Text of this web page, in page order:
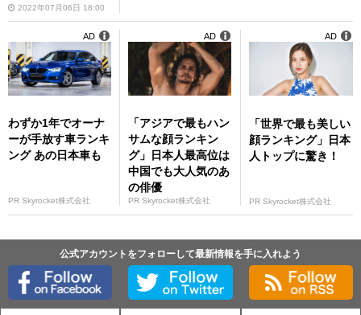
ました!!－倶楽部情
報局
2022年07月06日 18:00
わずか1年でオーナ
ーが手放す車ランキ
ング あの日本車も
PR Skyrocket株式会社
AD
「アジアで最もハン
サムな顔ランキン
グ」日本人最高位は
中国でも大人気のあ
の俳優
PR Skyrocket株式会社
AD
「世界で最も美しい
顔ランキング」日本
人トップに驚き！
PR Skyrocket株式会社
AD
公式アカウントをフォローして最新情報を手に入れよう